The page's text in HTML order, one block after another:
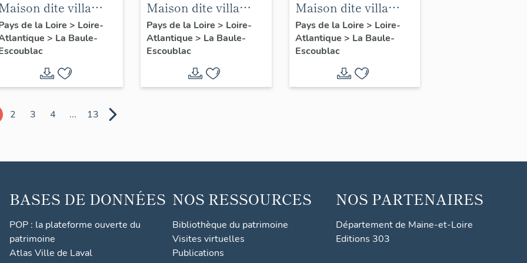
dite villa
La Grande
actuellement
à
logements, 24
des Peupliers
de la Loire > Loire-
> La Baule-
Maison dite villa
balnéaire La
Poulido, 25 avenue
Marie-Louise
Pays de la Loire > Loire-
Atlantique > La Baule-
Escoublac
Maison dite villa
balnéaire Manégor,
1 avenue du Parc
Pays de la Loire > Loire-
Atlantique > La Baule-
Escoublac
2 3 4 ... 13
BASES DE DONNÉES
POP : la plateforme ouverte du
patrimoine
Atlas Ville de Laval
NOS RESSOURCES
Bibliothèque du patrimoine
Visites virtuelles
Publications
NOS PARTENAIRES
Département de Maine-et-Loire
Editions 303